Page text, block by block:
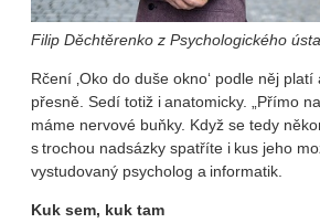
Filip Děchtěrenko z Psychologického
Rčení ‚Oko do duše okno‘ podle něj
přesně. Sedí totiž i anatomicky. „Přímo
máme nervové buňky. Když se tedy
s trochou nadsázky spatříte i kus jeho
vystudovaný psycholog a informatik.
Kuk sem, kuk tam